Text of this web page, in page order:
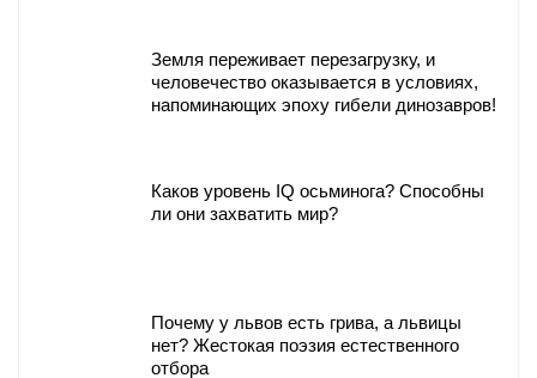
Земля переживает перезагрузку, и
человечество оказывается в условиях,
напоминающих эпоху гибели динозавров!
Каков уровень IQ осьминога? Способны
ли они захватить мир?
Почему у львов есть грива, а львицы
нет? Жестокая поэзия естественного
отбора